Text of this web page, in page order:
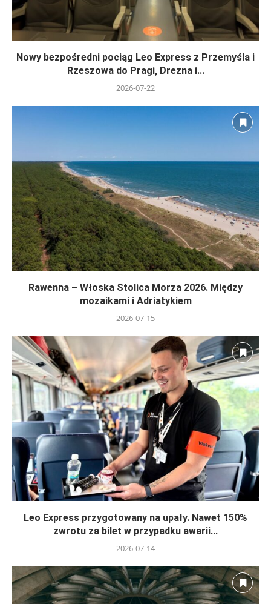
Nowy bezpośredni pociąg Leo Express z Przemyśla i
Rzeszowa do Pragi, Drezna i...
2026-07-22
Rawenna – Włoska Stolica Morza 2026. Między
mozaikami i Adriatykiem
2026-07-15
Leo Express przygotowany na upały. Nawet 150%
zwrotu za bilet w przypadku awarii...
2026-07-14